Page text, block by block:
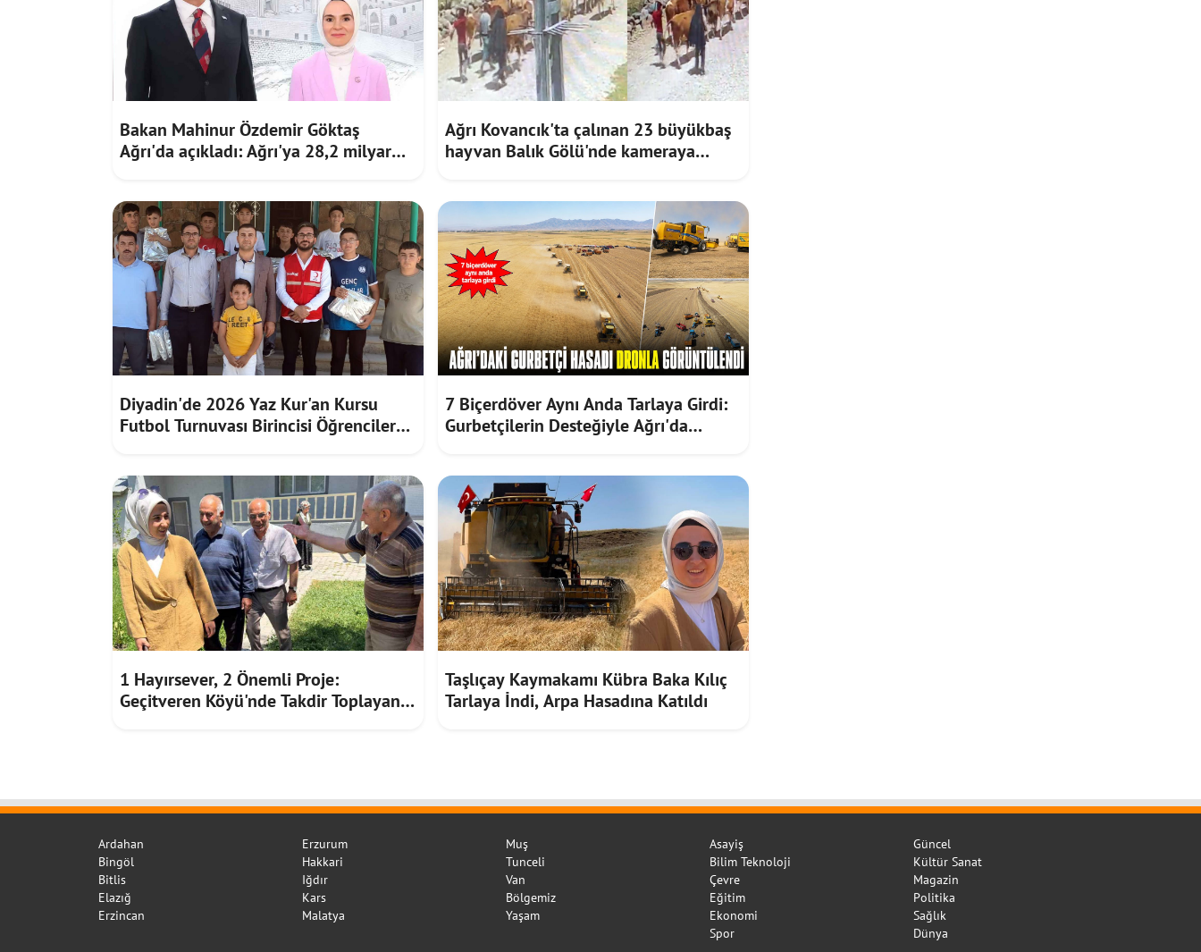
Bakan Mahinur Özdemir Göktaş
Ağrı'da açıkladı: Ağrı'ya 28,2 milyar
Ağrı Kovancık'ta çalınan 23 büyükbaş
hayvan Balık Gölü'nde kameraya
Diyadin'de 2026 Yaz Kur'an Kursu
Futbol Turnuvası Birincisi Öğrencilere
7 Biçerdöver Aynı Anda Tarlaya Girdi:
Gurbetçilerin Desteğiyle Ağrı'da
1 Hayırsever, 2 Önemli Proje:
Geçitveren Köyü'nde Takdir Toplayan
Taşlıçay Kaymakamı Kübra Baka Kılıç
Tarlaya İndi, Arpa Hasadına Katıldı
Ardahan
Bingöl
Bitlis
Elazığ
Erzincan
Erzurum
Hakkari
Iğdır
Kars
Malatya
Muş
Tunceli
Van
Bölgemiz
Yaşam
Asayiş
Bilim Teknoloji
Çevre
Eğitim
Ekonomi
Spor
Güncel
Kültür Sanat
Magazin
Politika
Sağlık
Dünya